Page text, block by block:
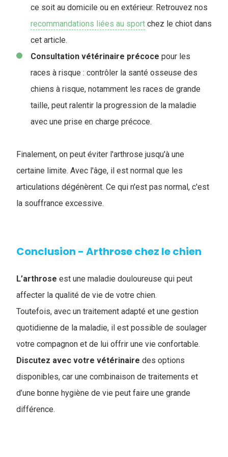
ce soit au domicile ou en extérieur. Retrouvez nos
recommandations liées au sport chez le chiot dans
cet article.
Consultation vétérinaire précoce pour les
races à risque : contrôler la santé osseuse des
chiens à risque, notamment les races de grande
taille, peut ralentir la progression de la maladie
avec une prise en charge précoce.
Finalement, on peut éviter l'arthrose jusqu'à une
certaine limite. Avec l'âge, il est normal que les
articulations dégénèrent. Ce qui n'est pas normal, c'est
la souffrance excessive.
Conclusion - Arthrose chez le chien
L’arthrose est une maladie douloureuse qui peut
affecter la qualité de vie de votre chien.
Toutefois, avec un traitement adapté et une gestion
quotidienne de la maladie, il est possible de soulager
votre compagnon et de lui offrir une vie confortable.
Discutez avec votre vétérinaire des options
disponibles, car une combinaison de traitements et
d’une bonne hygiène de vie peut faire une grande
différence.